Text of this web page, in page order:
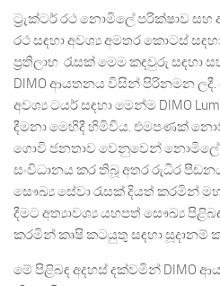
ට්‍රැක්ටර් රථ නොමිලේ පරික්ෂාව සහ
රථ සඳහා අවශ්‍ය අමතර කොටස්
ප්‍රතිලාභ රැසක් මෙම කඳවුරු සඳහා
DIMO ආයතනය විසින් පිරිනමන ලදී.
අවශ්‍ය ටයර් සඳහා මෙන්ම DIMO
දීමනා මෙහිදී හිමිවිය. එමපණක්
ගොවි ජනතාව වෙනුවෙන් නොමිලේ
සංවිධානය කර තිබූ අතර රුධිර
සෞඛ්‍ය සේවා රැසක් දියත් කරමින්
දීමට අත්‍යාවශ්‍ය යහපත් සෞඛ්‍ය
කරමින් කෘෂි කටයුතු සඳහා සූදානම්
මේ පිළිබඳ අදහස් දක්වමින් DIMO